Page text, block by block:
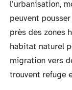
l’urbanisation,
peuvent
près des zones
habitat naturel
migration vers
trouvent refuge